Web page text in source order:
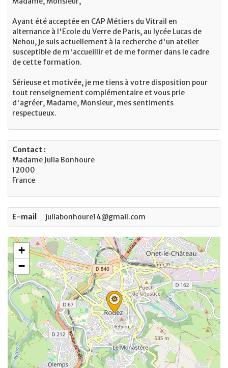
Ayant été acceptée en CAP Métiers du Vitrail en
alternance à l'Ecole du Verre de Paris, au lycée Lucas de
Nehou, je suis actuellement à la recherche d'un atelier
susceptible de m'accueillir et de me former dans le cadre
de cette formation.
Sérieuse et motivée, je me tiens à votre disposition pour
tout renseignement complémentaire et vous prie
d'agréer, Madame, Monsieur, mes sentiments
respectueux.
Contact :
Madame Julia Bonhoure
12000
France
E-mail juliabonhoure14@gmail.com